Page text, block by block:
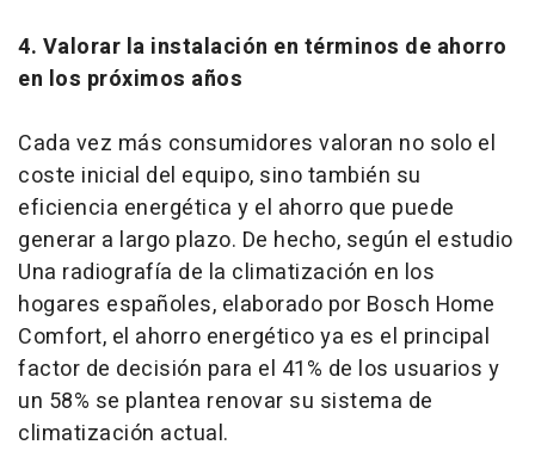
4. Valorar la instalación en términos de ahorro
en los próximos años
Cada vez más consumidores valoran no solo el
coste inicial del equipo, sino también su
eficiencia energética y el ahorro que puede
generar a largo plazo. De hecho, según el estudio
Una radiografía de la climatización en los
hogares españoles, elaborado por Bosch Home
Comfort, el ahorro energético ya es el principal
factor de decisión para el 41% de los usuarios y
un 58% se plantea renovar su sistema de
climatización actual.